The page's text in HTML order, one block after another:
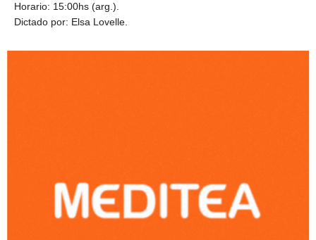
Horario: 15:00hs (arg.).
Dictado por: Elsa Lovelle.